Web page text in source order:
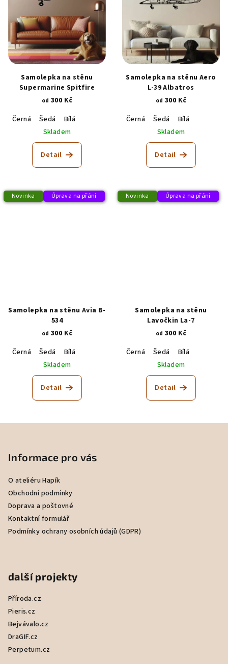
Samolepka na stěnu
Supermarine Spitfire
od 300 Kč
Černá
Šedá
Bílá
Skladem
Detail
Samolepka na stěnu Aero
L-39 Albatros
od 300 Kč
Černá
Šedá
Bílá
Skladem
Detail
Novinka Úprava na přání
Samolepka na stěnu Avia B-
534
od 300 Kč
Černá
Šedá
Bílá
Skladem
Detail
Novinka Úprava na přání
Samolepka na stěnu
Lavočkin La-7
od 300 Kč
Černá
Šedá
Bílá
Skladem
Detail
Informace pro vás
O ateliéru Hapík
Obchodní podmínky
Doprava a poštovné
Kontaktní formulář
Podmínky ochrany osobních údajů (GDPR)
další projekty
Příroda.cz
Pieris.cz
Bejvávalo.cz
DraGIF.cz
Perpetum.cz